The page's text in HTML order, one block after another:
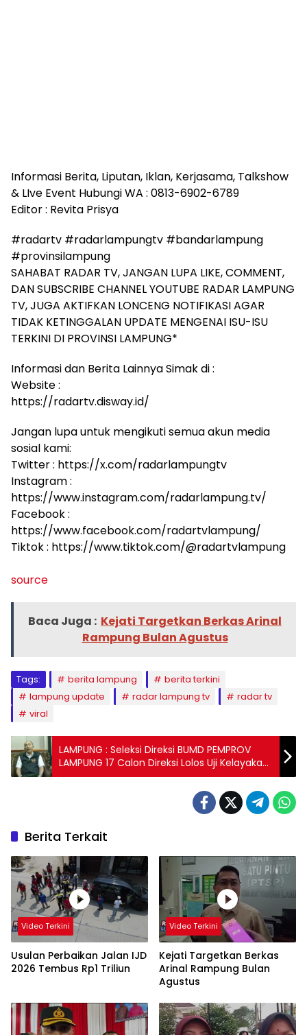
Informasi Berita, Liputan, Iklan, Kerjasama, Talkshow
& LIve Event Hubungi WA : 0813-6902-6789
Editor : Revita Prisya
#radartv #radarlampungtv #bandarlampung
#provinsilampung
SAHABAT RADAR TV, JANGAN LUPA LIKE, COMMENT,
DAN SUBSCRIBE CHANNEL YOUTUBE RADAR LAMPUNG
TV, JUGA AKTIFKAN LONCENG NOTIFIKASI AGAR
TIDAK KETINGGALAN UPDATE MENGENAI ISU-ISU
TERKINI DI PROVINSI LAMPUNG*
Informasi dan Berita Lainnya Simak di :
Website :
https://radartv.disway.id/
Jangan lupa untuk mengikuti semua akun media
sosial kami:
Twitter : https://x.com/radarlampungtv
Instagram :
https://www.instagram.com/radarlampung.tv/
Facebook :
https://www.facebook.com/radartvlampung/
Tiktok : https://www.tiktok.com/@radartvlampung
source
Baca Juga : Kejati Targetkan Berkas Arinal
Rampung Bulan Agustus
Tags: berita lampung
berita terkini
lampung update
radar lampung tv
radar tv
viral
LAMPUNG : Seleksi Direksi BUMD PEMPROV
LAMPUNG 17 Calon Direksi Lolos Uji Kelayakan
Dan Kepatutan
Berita Terkait
Video Terkini
Usulan Perbaikan Jalan IJD
2026 Tembus Rp1 Triliun
Video Terkini
Kejati Targetkan Berkas
Arinal Rampung Bulan
Agustus